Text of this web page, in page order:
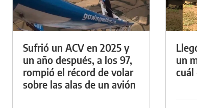
Sufrió un ACV en 2025 y
un año después, a los 97,
rompió el récord de volar
sobre las alas de un avión
un
cuál